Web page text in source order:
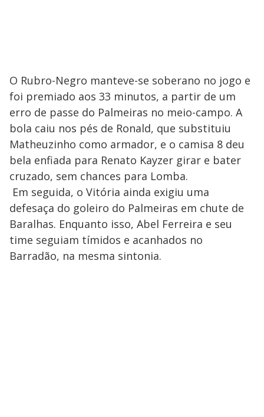
O Rubro-Negro manteve-se soberano no jogo e
foi premiado aos 33 minutos, a partir de um
erro de passe do Palmeiras no meio-campo. A
bola caiu nos pés de Ronald, que substituiu
Matheuzinho como armador, e o camisa 8 deu
bela enfiada para Renato Kayzer girar e bater
cruzado, sem chances para Lomba.
Em seguida, o Vitória ainda exigiu uma
defesaça do goleiro do Palmeiras em chute de
Baralhas. Enquanto isso, Abel Ferreira e seu
time seguiam tímidos e acanhados no
Barradão, na mesma sintonia.